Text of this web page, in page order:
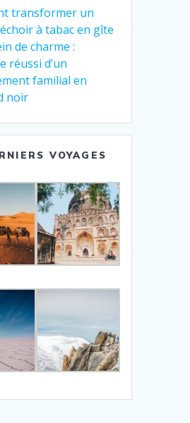
transformer un
à tabac en gîte
de charme :
réussi d’un
familial en
noir
VOYAGES